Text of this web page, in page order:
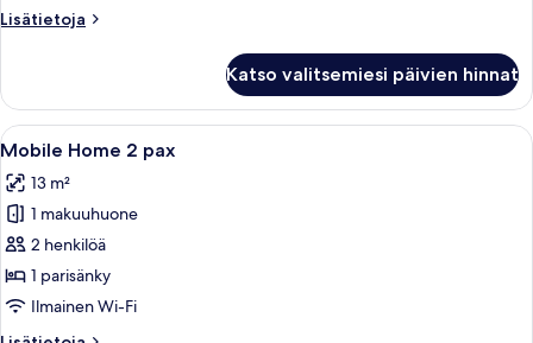
Lisätietoja
Lisätietoja
pax
Katso valitsemiesi päivien hinnat
Avaa
kaikki
huonetyypin
Mobile
Home
2
pax
Katettu ulkoterrassi, jossa on puiset
8
Mobile Home 2 pax
13 m²
1 makuuhuone
2 henkilöä
1 parisänky
Ilmainen Wi-Fi